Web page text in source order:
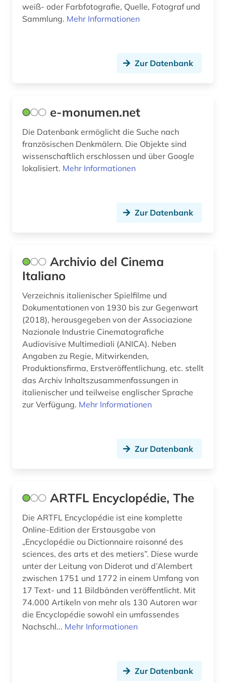
reisejournal (1)
religion (1)
religionswissenschaft (1)
romanische philologie (1)
romanistik (5)
rätoromanisch (1)
saarland (1)
sage (1)
sammlung (1)
schweizerische nationalbibliothek (1)
sklaverei (1)
soziale arbeit (1)
sozialwissenschaften (10)
spanien (12)
spanisch (4)
weiß- oder Farbfotografie, Quelle, Fotograf und
Sammlung. Mehr Informationen
Zur Datenbank
e-monumen.net
Die Datenbank ermöglicht die Suche nach
französischen Denkmälern. Die Objekte sind
wissenschaftlich erschlossen und über Google
lokalisiert. Mehr Informationen
Zur Datenbank
Archivio del Cinema
Italiano
Verzeichnis italienischer Spielfilme und
Dokumentationen von 1930 bis zur Gegenwart
(2018), herausgegeben von der Associazione
Nazionale Industrie Cinematografiche
Audiovisive Multimediali (ANICA). Neben
Angaben zu Regie, Mitwirkenden,
Produktionsfirma, Erstveröffentlichung, etc. stellt
das Archiv Inhaltszusammenfassungen in
italienischer und teilweise englischer Sprache
zur Verfügung. Mehr Informationen
Zur Datenbank
ARTFL Encyclopédie, The
Die ARTFL Encyclopédie ist eine komplette
Online-Edition der Erstausgabe von
„Encyclopédie ou Dictionnaire raisonné des
sciences, des arts et des metiers”. Diese wurde
unter der Leitung von Diderot und d’Alembert
zwischen 1751 und 1772 in einem Umfang von
17 Text- und 11 Bildbänden veröffentlicht. Mit
74.000 Artikeln von mehr als 130 Autoren war
die Encyclopédie sowohl ein umfassendes
Nachschl... Mehr Informationen
Zur Datenbank